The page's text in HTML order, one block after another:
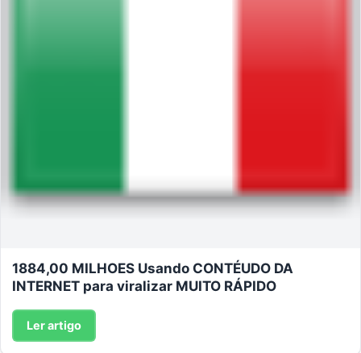
1884,00 MILHOES Usando CONTÉUDO DA
INTERNET para viralizar MUITO RÁPIDO
Ler artigo